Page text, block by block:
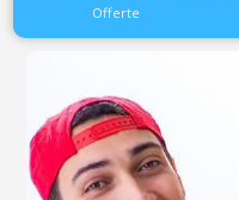
Offerte